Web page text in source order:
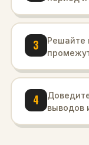
3
Решайте
4
выводов